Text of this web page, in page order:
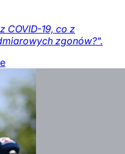
COVID-19, co z
zgonów?".